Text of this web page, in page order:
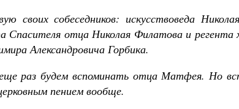
своих собеседников: искусствоведа
Спасителя отца Николая Филатова и регента
Александровича Горбика.
раз будем вспоминать отца Матфея. Но
пением вообще.